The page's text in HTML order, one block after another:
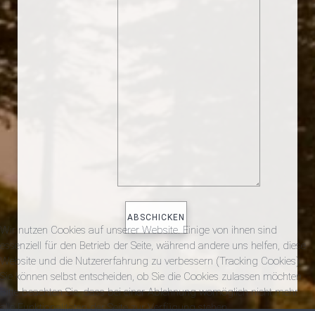
Wir nutzen Cookies auf unserer Website. Einige von ihnen sind
essenziell für den Betrieb der Seite, während andere uns helfen, diese
Website und die Nutzererfahrung zu verbessern (Tracking Cookies).
Sie können selbst entscheiden, ob Sie die Cookies zulassen möchten.
Bitte beachten Sie, dass bei einer Ablehnung womöglich nicht mehr
alle Funktionalitäten der Seite zur Verfügung stehen.